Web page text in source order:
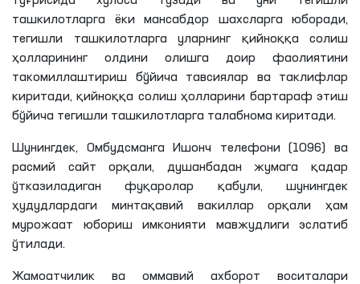
ташкилотларга ёки мансабдор шахсларга юборади,
тегишли ташкилотларга уларнинг қийноққа солиш
ҳолларининг олдини олишга доир фаолиятини
такомиллаштириш бўйича тавсиялар ва таклифлар
киритади, қийноққа солиш ҳолларини бартараф этиш
бўйича тегишли ташкилотларга талабнома киритади.
Шунингдек, Омбудсманга Ишонч телефони (1096) ва
расмий сайт орқали, душанбадан жумага қадар
ўтказиладиган фуқаролар қабули, шунингдек
ҳудудлардаги минтақавий вакиллар орқали ҳам
мурожаат юбориш имконияти мавжудлиги эслатиб
ўтилади.
Жамоатчилик ва оммавий ахборот воситалари